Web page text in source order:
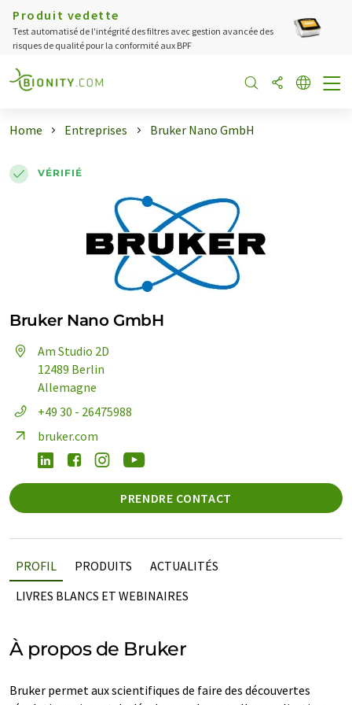
Produit vedette
Test automatisé de l'intégrité des filtres avec gestion avancée des
risques de qualité pour la conformité aux BPF
Home Entreprises Bruker Nano GmbH
VÉRIFIÉ
Bruker Nano GmbH
Am Studio 2D
12489 Berlin
Allemagne
+49 30 - 26475988
bruker.com
PRENDRE CONTACT
PROFIL PRODUITS
ACTUALITÉS
LIVRES BLANCS ET WEBINAIRES
À propos de Bruker
Bruker permet aux scientifiques de faire des découvertes